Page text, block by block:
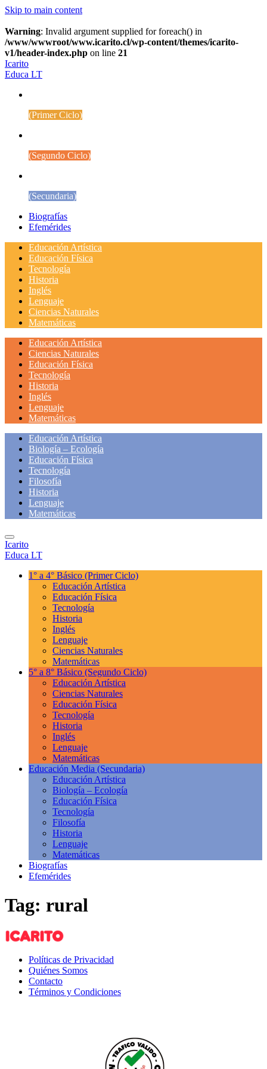
Skip to main content
Warning: Invalid argument supplied for foreach() in
/www/wwwroot/www.icarito.cl/wp-content/themes/icarito-
v1/header-index.php on line 21
Icarito
Educa LT
(Primer Ciclo)
(Segundo Ciclo)
(Secundaria)
Biografías
Efemérides
Educación Artística
Educación Física
Tecnología
Historia
Inglés
Lenguaje
Ciencias Naturales
Matemáticas
Educación Artística
Ciencias Naturales
Educación Física
Tecnología
Historia
Inglés
Lenguaje
Matemáticas
Educación Artística
Biología – Ecología
Educación Física
Tecnología
Filosofía
Historia
Lenguaje
Matemáticas
Icarito
Educa LT
1° a 4° Básico (Primer Ciclo)
Educación Artística
Educación Física
Tecnología
Historia
Inglés
Lenguaje
Ciencias Naturales
Matemáticas
5° a 8° Básico (Segundo Ciclo)
Educación Artística
Ciencias Naturales
Educación Física
Tecnología
Historia
Inglés
Lenguaje
Matemáticas
Educación Media (Secundaria)
Educación Artística
Biología – Ecología
Educación Física
Tecnología
Filosofía
Historia
Lenguaje
Matemáticas
Biografías
Efemérides
Tag: rural
Políticas de Privacidad
Quiénes Somos
Contacto
Términos y Condiciones